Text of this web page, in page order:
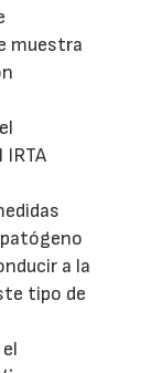
muestra
a la
tipo de